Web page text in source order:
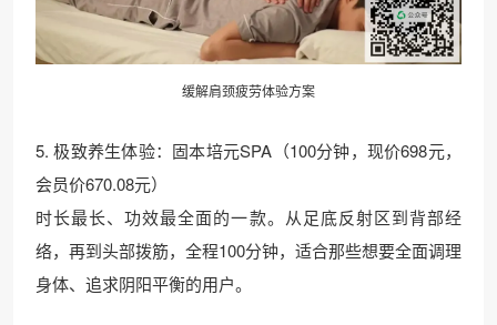
缓解肩颈疲劳体验方案
5. 极致养生体验：固本培元SPA（100分钟，现价698元，
会员价670.08元）
时长最长、功效最全面的一款。从足底反射区到背部经
络，再到头部拨筋，全程100分钟，适合那些想要全面调理
身体、追求阴阳平衡的用户。